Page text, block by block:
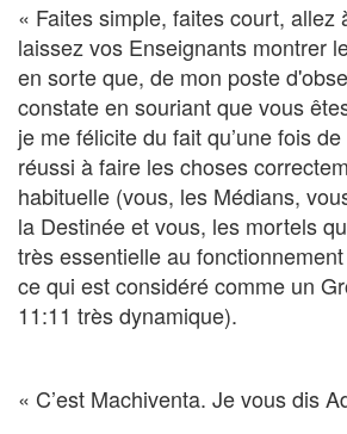
« Faites simple, faites court, allez
laissez vos Enseignants montrer
en sorte que, de mon poste
constate en souriant que vous
je me félicite du fait qu’une fois
réussi à faire les choses
habituelle (vous, les Médians,
la Destinée et vous, les mortels
très essentielle au
ce qui est considéré comme un
11:11 très dynamique).
« C’est Machiventa. Je vous dis